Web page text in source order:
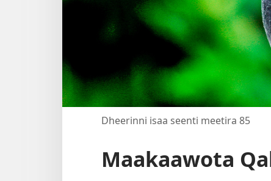
Dheerinni isaa seenti meetira 85
Maakaawota